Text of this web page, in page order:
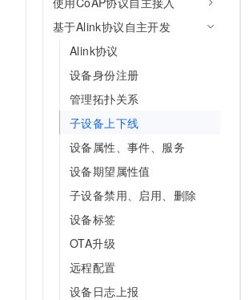
基于Alink协议自主开发
Alink协议
设备身份注册
管理拓扑关系
子设备上下线
设备属性、事件、服务
设备期望属性值
子设备禁用、启用、删除
设备标签
OTA升级
远程配置
设备日志上报